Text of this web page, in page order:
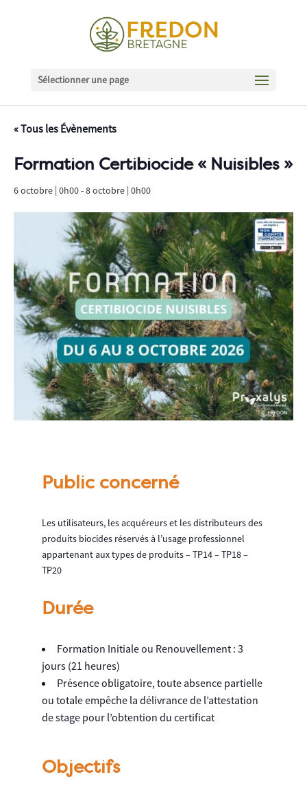
Sélectionner une page
« Tous les Évènements
Formation Certibiocide « Nuisibles »
6 octobre | 0h00-8 octobre | 0h00
Public concerné
Les utilisateurs, les acquéreurs et les distributeurs des
produits biocides réservés à l’usage professionnel
appartenant aux types de produits – TP14 – TP18 –
TP20
Durée
Formation Initiale ou Renouvellement : 3
jours (21 heures)
Présence obligatoire, toute absence partielle
ou totale empêche la délivrance de l’attestation
de stage pour l’obtention du certificat
Objectifs